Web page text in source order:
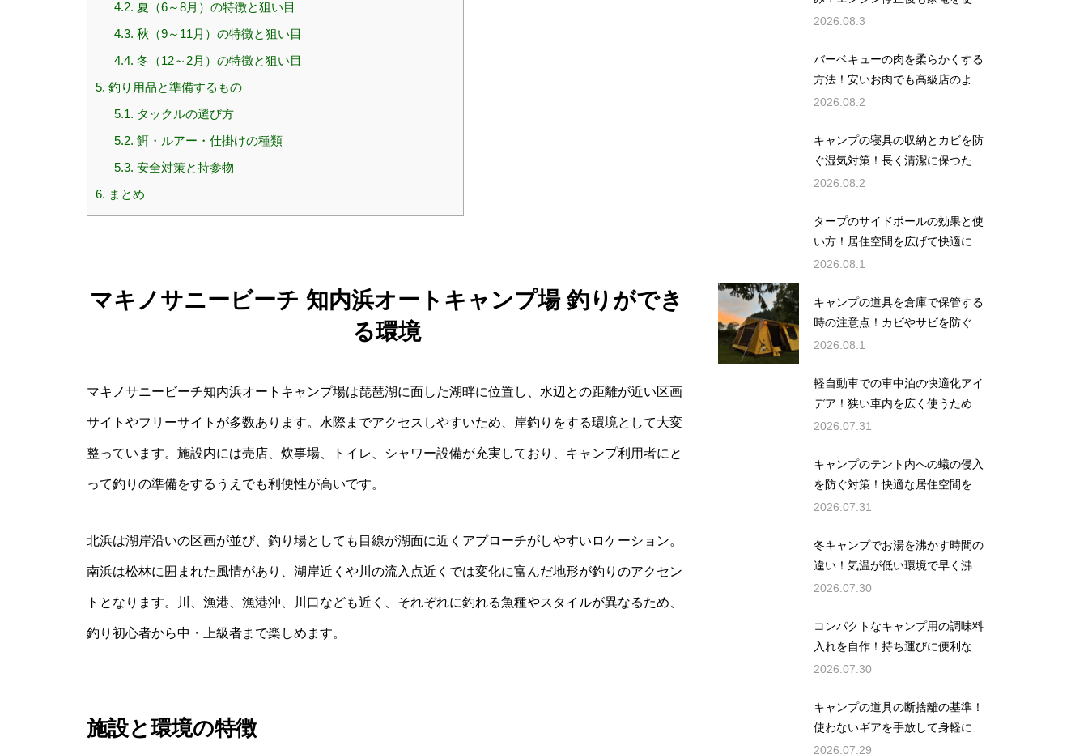
4.2. 夏（6～8月）の特徴と狙い目
4.3. 秋（9～11月）の特徴と狙い目
4.4. 冬（12～2月）の特徴と狙い目
5. 釣り用品と準備するもの
5.1. タックルの選び方
5.2. 餌・ルアー・仕掛けの種類
5.3. 安全対策と持参物
6. まとめ
マキノサニービーチ 知内浜オートキャンプ場 釣りができ
る環境
マキノサニービーチ知内浜オートキャンプ場は琵琶湖に面した湖畔に位置し、水辺との距離が近い区画
サイトやフリーサイトが多数あります。水際までアクセスしやすいため、岸釣りをする環境として大変
整っています。施設内には売店、炊事場、トイレ、シャワー設備が充実しており、キャンプ利用者にと
って釣りの準備をするうえでも利便性が高いです。
北浜は湖岸沿いの区画が並び、釣り場としても目線が湖面に近くアプローチがしやすいロケーション。
南浜は松林に囲まれた風情があり、湖岸近くや川の流入点近くでは変化に富んだ地形が釣りのアクセン
トとなります。川、漁港、漁港沖、川口なども近く、それぞれに釣れる魚種やスタイルが異なるため、
釣り初心者から中・上級者まで楽しめます。
施設と環境の特徴
ための知識
2026.08.3
バーベキューの肉を柔らかくする
方法！安いお肉でも高級店のよう
に美味しく
2026.08.2
キャンプの寝具の収納とカビを防
ぐ湿気対策！長く清潔に保つため
の手入れ
2026.08.2
タープのサイドポールの効果と使
い方！居住空間を広げて快適に過
ごす技
2026.08.1
キャンプの道具を倉庫で保管する
時の注意点！カビやサビを防ぐお
手入れ
2026.08.1
軽自動車での車中泊の快適化アイ
デア！狭い車内を広く使うための
工夫
2026.07.31
キャンプのテント内への蟻の侵入
を防ぐ対策！快適な居住空間をキ
ープ
2026.07.31
冬キャンプでお湯を沸かす時間の
違い！気温が低い環境で早く沸騰
させる
2026.07.30
コンパクトなキャンプ用の調味料
入れを自作！持ち運びに便利な収
納術
2026.07.30
キャンプの道具の断捨離の基準！
使わないギアを手放して身軽にな
る方法
2026.07.29